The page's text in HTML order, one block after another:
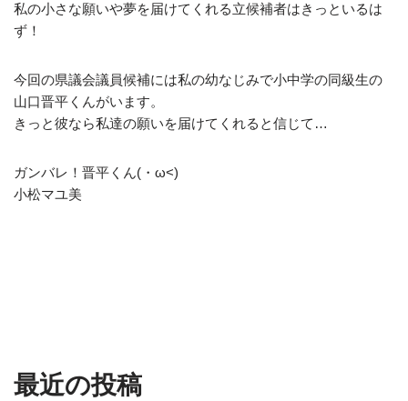
私の小さな願いや夢を届けてくれる立候補者はきっといるは
ず！
今回の県議会議員候補には私の幼なじみで小中学の同級生の
山口晋平くんがいます。
きっと彼なら私達の願いを届けてくれると信じて…
ガンバレ！晋平くん(・ω<)
小松マユ美
最近の投稿